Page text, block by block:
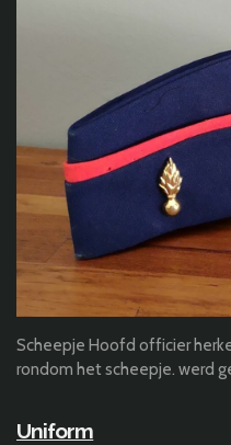
Scheepje Hoofd officier
rondom het scheepje. werd
Uniform